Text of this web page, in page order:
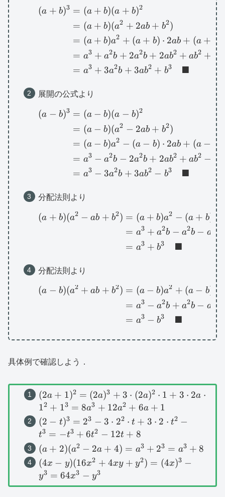
(a + b)3 = (a + b)(a + b)2
= (a + b)(a2 + 2ab + b2)
= (a + b)a2 + (a + b) ⋅ 2ab + (a + b
= a3 + a2b + 2a2b + 2ab2 + ab2 + b
= a3 + 3a2b + 3ab2 + b3 ■
展開の公式より
\begin{aligned}(a-
(a − b)3 = (a − b)(a − b)2
= (a − b)(a2 − 2ab + b2)
= (a − b)a2 − (a − b) ⋅ 2ab + (a − b
= a3 − a2b − 2a2b + 2ab2 + ab2 − b
= a3 − 3a2b + 3ab2 − b3 ■
分配法則より
(a + b)(a2 − ab + b2) = (a + b)a2 − (a + b) ab
= a3 + a2b − a2b − a 2
= a3 + b3 ■
分配法則より
\begin{aligned}(a-
(a − b)(a2 + ab + b2) = (a − b)a2 + (a − b) ab
= a3 − a2b + a2b − a 2
= a3 − b3 ■
具体例で確認しよう．
(2a+1)^2=(2a)^3+3\cdot
(2a)^2\cdot 1+3\cdot
2a\cdot
1^2+1^3=8a^3+12a^2+6a+1
(2a + 1)2 = (2a)3 + 3 ⋅ (2a)2 ⋅ 1 + 3 ⋅ 2a ⋅
12 + 13 = 8a3 + 12a2 + 6a + 1
(2-
t)^3=2^3-
3\cdot
2^2\cdot
t+3\cdot
2\cdot
t^2-t^3=-
(2 − t)3 = 23 − 3 ⋅ 22 ⋅ t + 3 ⋅ 2 ⋅ t2 −
t3 = −t3 + 6t2 − 12t + 8
(a+2)(a^2-
2a+4)=a^3+2^3=a^3+8
(a + 2)(a2 − 2a + 4) = a3 + 23 = a3 + 8
(4x-y)
(16x^2+4xy+y^2)=
(4x)^3-y^3=64x^3-
(4x − y)(16x2 + 4xy + y2) = (4x)3 −
y3 = 64x3 − y3